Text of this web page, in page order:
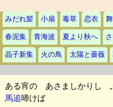
みだれ髪 小扇 毒草 恋衣
春泥集 青海波 夏より秋へ
晶子新集 火の鳥 太陽と薔薇
ある宵の あさましかりし
馬追啼けば